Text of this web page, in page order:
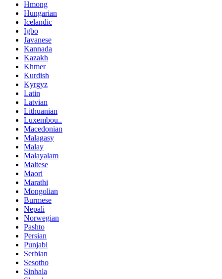
Hmong
Hungarian
Icelandic
Igbo
Javanese
Kannada
Kazakh
Khmer
Kurdish
Kyrgyz
Latin
Latvian
Lithuanian
Luxembou..
Macedonian
Malagasy
Malay
Malayalam
Maltese
Maori
Marathi
Mongolian
Burmese
Nepali
Norwegian
Pashto
Persian
Punjabi
Serbian
Sesotho
Sinhala